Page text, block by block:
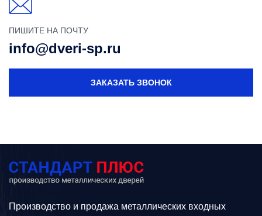
ПИШИТЕ НА ПОЧТУ
info@dveri-sp.ru
ЗАКАЗАТЬ ЗВОНОК
Производство и продажа металлических входных